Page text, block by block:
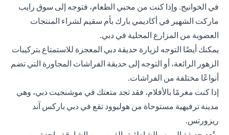
في الخوانيج. وإذا كنت من محبي الطعام، فتوجه إلى سوق رايب
ماركت الشهير في أكاديمي بارك بأم سقيم لشراء المنتجات
العضوية من المزارع المحلية في دبي.
يمكنك أيضًا التوجه لزيارة حديقة دبي المعجزة للاستمتاع بتركيبات
الزهور الرائعة، أو التوجه إلى حديقة الفراشات المجاورة التي تضم
أنواعًا مختلفة من الفراشات.
إذا كنت مغرمًا بالأفلام، فقد تجد متعتك في موشنجيت دبي، وهي
مدينة ترفيهية مستوحاة من هوليوود تقع في دبي باركس آند
ريزورتس.